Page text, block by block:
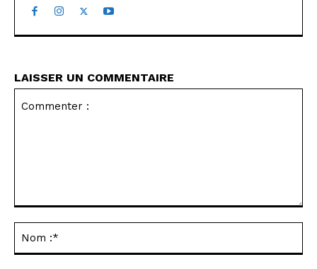
LAISSER UN COMMENTAIRE